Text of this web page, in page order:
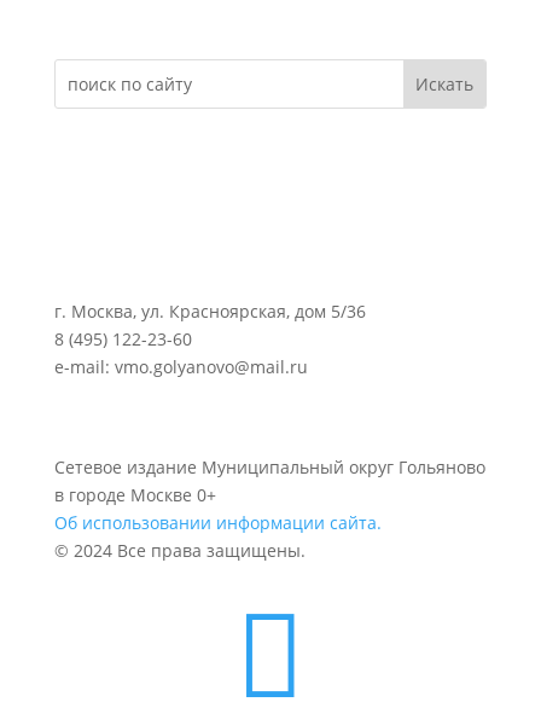
г. Москва, ул. Красноярская, дом 5/36
8 (495) 122-23-60
e-mail: vmo.golyanovo@mail.ru
Сетевое издание Муниципальный округ Гольяново
в городе Москве 0+
Об использовании информации сайта.
© 2024 Все права защищены.
